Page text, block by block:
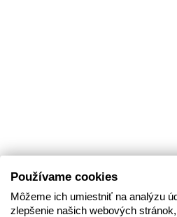
Používame cookies
Môžeme ich umiestniť na analýzu
zlepšenie našich webových